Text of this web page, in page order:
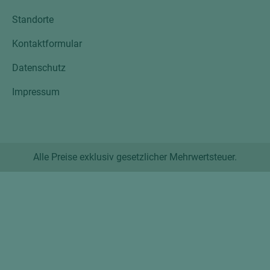
Standorte
Kontaktformular
Datenschutz
Impressum
Alle Preise exklusiv gesetzlicher Mehrwertsteuer.